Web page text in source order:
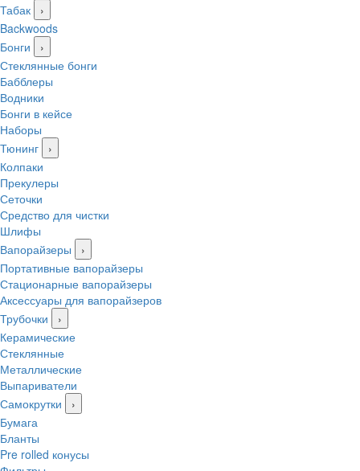
Табак
›
Backwoods
Бонги
›
Стеклянные бонги
Бабблеры
Водники
Бонги в кейсе
Наборы
Тюнинг
›
Колпаки
Прекулеры
Сеточки
Средство для чистки
Шлифы
Вапорайзеры
›
Портативные вапорайзеры
Стационарные вапорайзеры
Аксессуары для вапорайзеров
Трубочки
›
Керамические
Стеклянные
Металлические
Выпариватели
Самокрутки
›
Бумага
Бланты
Pre rolled конусы